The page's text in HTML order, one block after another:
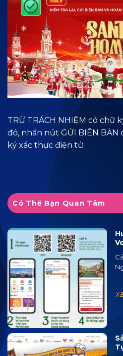
TRỪ TRÁCH NHIỆM có chữ
đó, nhấn nút GỬI BIÊN
ký xác thực điện tử.
Có Thể Bạn Quan Tâm